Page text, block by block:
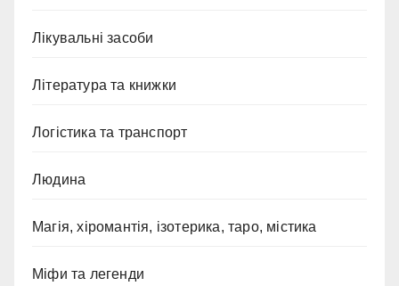
Лікувальні засоби
Література та книжки
Логістика та транспорт
Людина
Магія, хіромантія, ізотерика, таро, містика
Міфи та легенди